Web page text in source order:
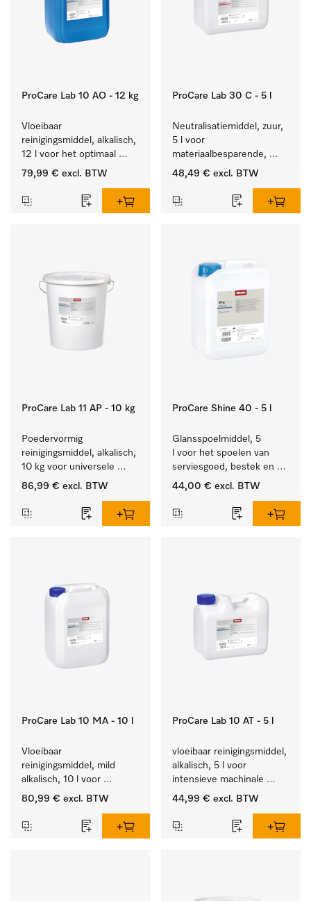
ProCare Lab 10 AO - 12 kg
Vloeibaar
reinigingsmiddel, alkalisch,
12 l voor het optimaal
behandelen van
79,99 € excl. BTW
ProCare Lab 30 C - 5 l
Neutralisatiemiddel, zuur,
5 l voor
materiaalbesparende,
machinale reiniging van
gerei.
48,49 € excl. BTW
ProCare Lab 11 AP - 10 kg
Poedervormig
reinigingsmiddel, alkalisch,
10 kg voor universele
machinale reiniging van
gerei.
86,99 € excl. BTW
ProCare Shine 40 - 5 l
Glansspoelmiddel, 5
l voor het spoelen van
serviesgoed, bestek en
ideaal voor glazen.
44,00 € excl. BTW
ProCare Lab 10 MA - 10 l
Vloeibaar
reinigingsmiddel, mild
alkalisch, 10 l voor
materiaalbesparende,
laboratoriumglasw. en -
80,99 € excl. BTW
ProCare Lab 10 AT - 5 l
vloeibaar reinigingsmiddel,
alkalisch, 5 l voor
intensieve machinale
reiniging van
gerei.
44,99 € excl. BTW